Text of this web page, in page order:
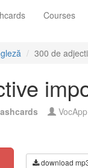
Courses
300 de
VocApp
download